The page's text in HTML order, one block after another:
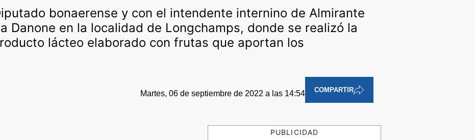
bonaerense y con el intendente internino de Almirante
Danone en la localidad de Longchamps, donde se realizó la
lácteo elaborado con frutas que aportan los
Martes, 06 de septiembre de 2022 a las 14:54 COMPARTIR
PUBLICIDAD